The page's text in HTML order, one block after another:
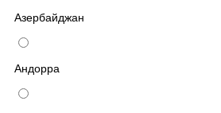
Азербайджан
Андорра